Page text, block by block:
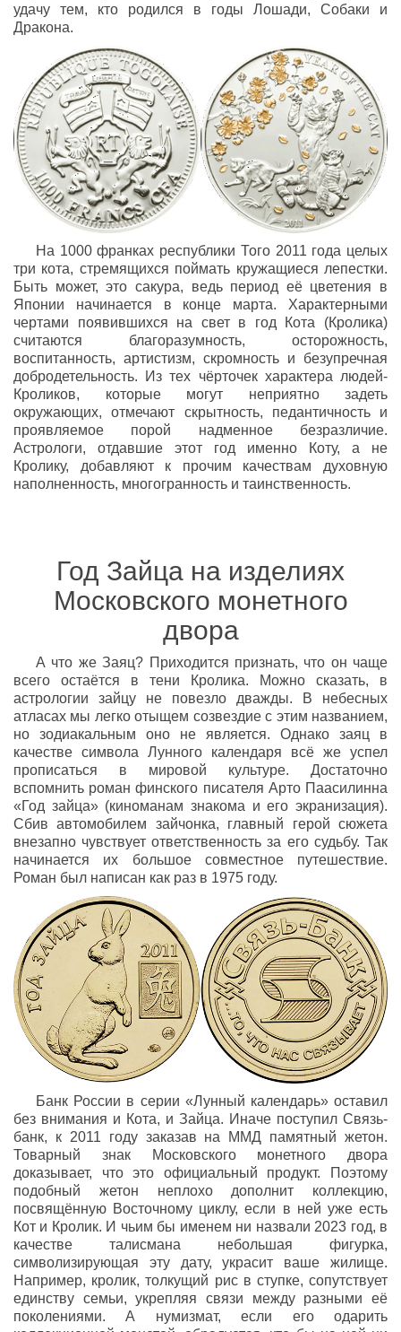
удачу тем, кто родился в годы Лошади, Собаки и
Дракона.
На 1000 франках республики Того 2011 года целых
три кота, стремящихся поймать кружащиеся лепестки.
Быть может, это сакура, ведь период её цветения в
Японии начинается в конце марта. Характерными
чертами появившихся на свет в год Кота (Кролика)
считаются благоразумность, осторожность,
воспитанность, артистизм, скромность и безупречная
добродетельность. Из тех чёрточек характера людей-
Кроликов, которые могут неприятно задеть
окружающих, отмечают скрытность, педантичность и
проявляемое порой надменное безразличие.
Астрологи, отдавшие этот год именно Коту, а не
Кролику, добавляют к прочим качествам духовную
наполненность, многогранность и таинственность.
Год Зайца на изделиях
Московского монетного
двора
А что же Заяц? Приходится признать, что он чаще
всего остаётся в тени Кролика. Можно сказать, в
астрологии зайцу не повезло дважды. В небесных
атласах мы легко отыщем созвездие с этим названием,
но зодиакальным оно не является. Однако заяц в
качестве символа Лунного календаря всё же успел
прописаться в мировой культуре. Достаточно
вспомнить роман финского писателя Арто Паасилинна
«Год зайца» (киноманам знакома и его экранизация).
Сбив автомобилем зайчонка, главный герой сюжета
внезапно чувствует ответственность за его судьбу. Так
начинается их большое совместное путешествие.
Роман был написан как раз в 1975 году.
Банк России в серии «Лунный календарь» оставил
без внимания и Кота, и Зайца. Иначе поступил Связь-
банк, к 2011 году заказав на ММД памятный жетон.
Товарный знак Московского монетного двора
доказывает, что это официальный продукт. Поэтому
подобный жетон неплохо дополнит коллекцию,
посвящённую Восточному циклу, если в ней уже есть
Кот и Кролик. И чьим бы именем ни назвали 2023 год, в
качестве талисмана небольшая фигурка,
символизирующая эту дату, украсит ваше жилище.
Например, кролик, толкущий рис в ступке, сопутствует
единству семьи, укрепляя связи между разными её
поколениями. А нумизмат, если его одарить